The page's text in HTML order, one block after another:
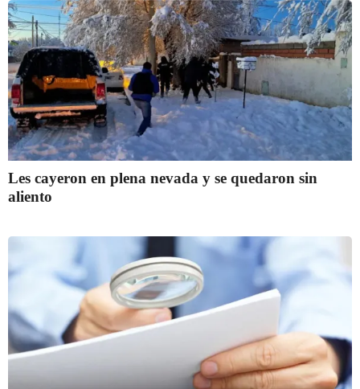
Les cayeron en plena nevada y se quedaron sin
aliento